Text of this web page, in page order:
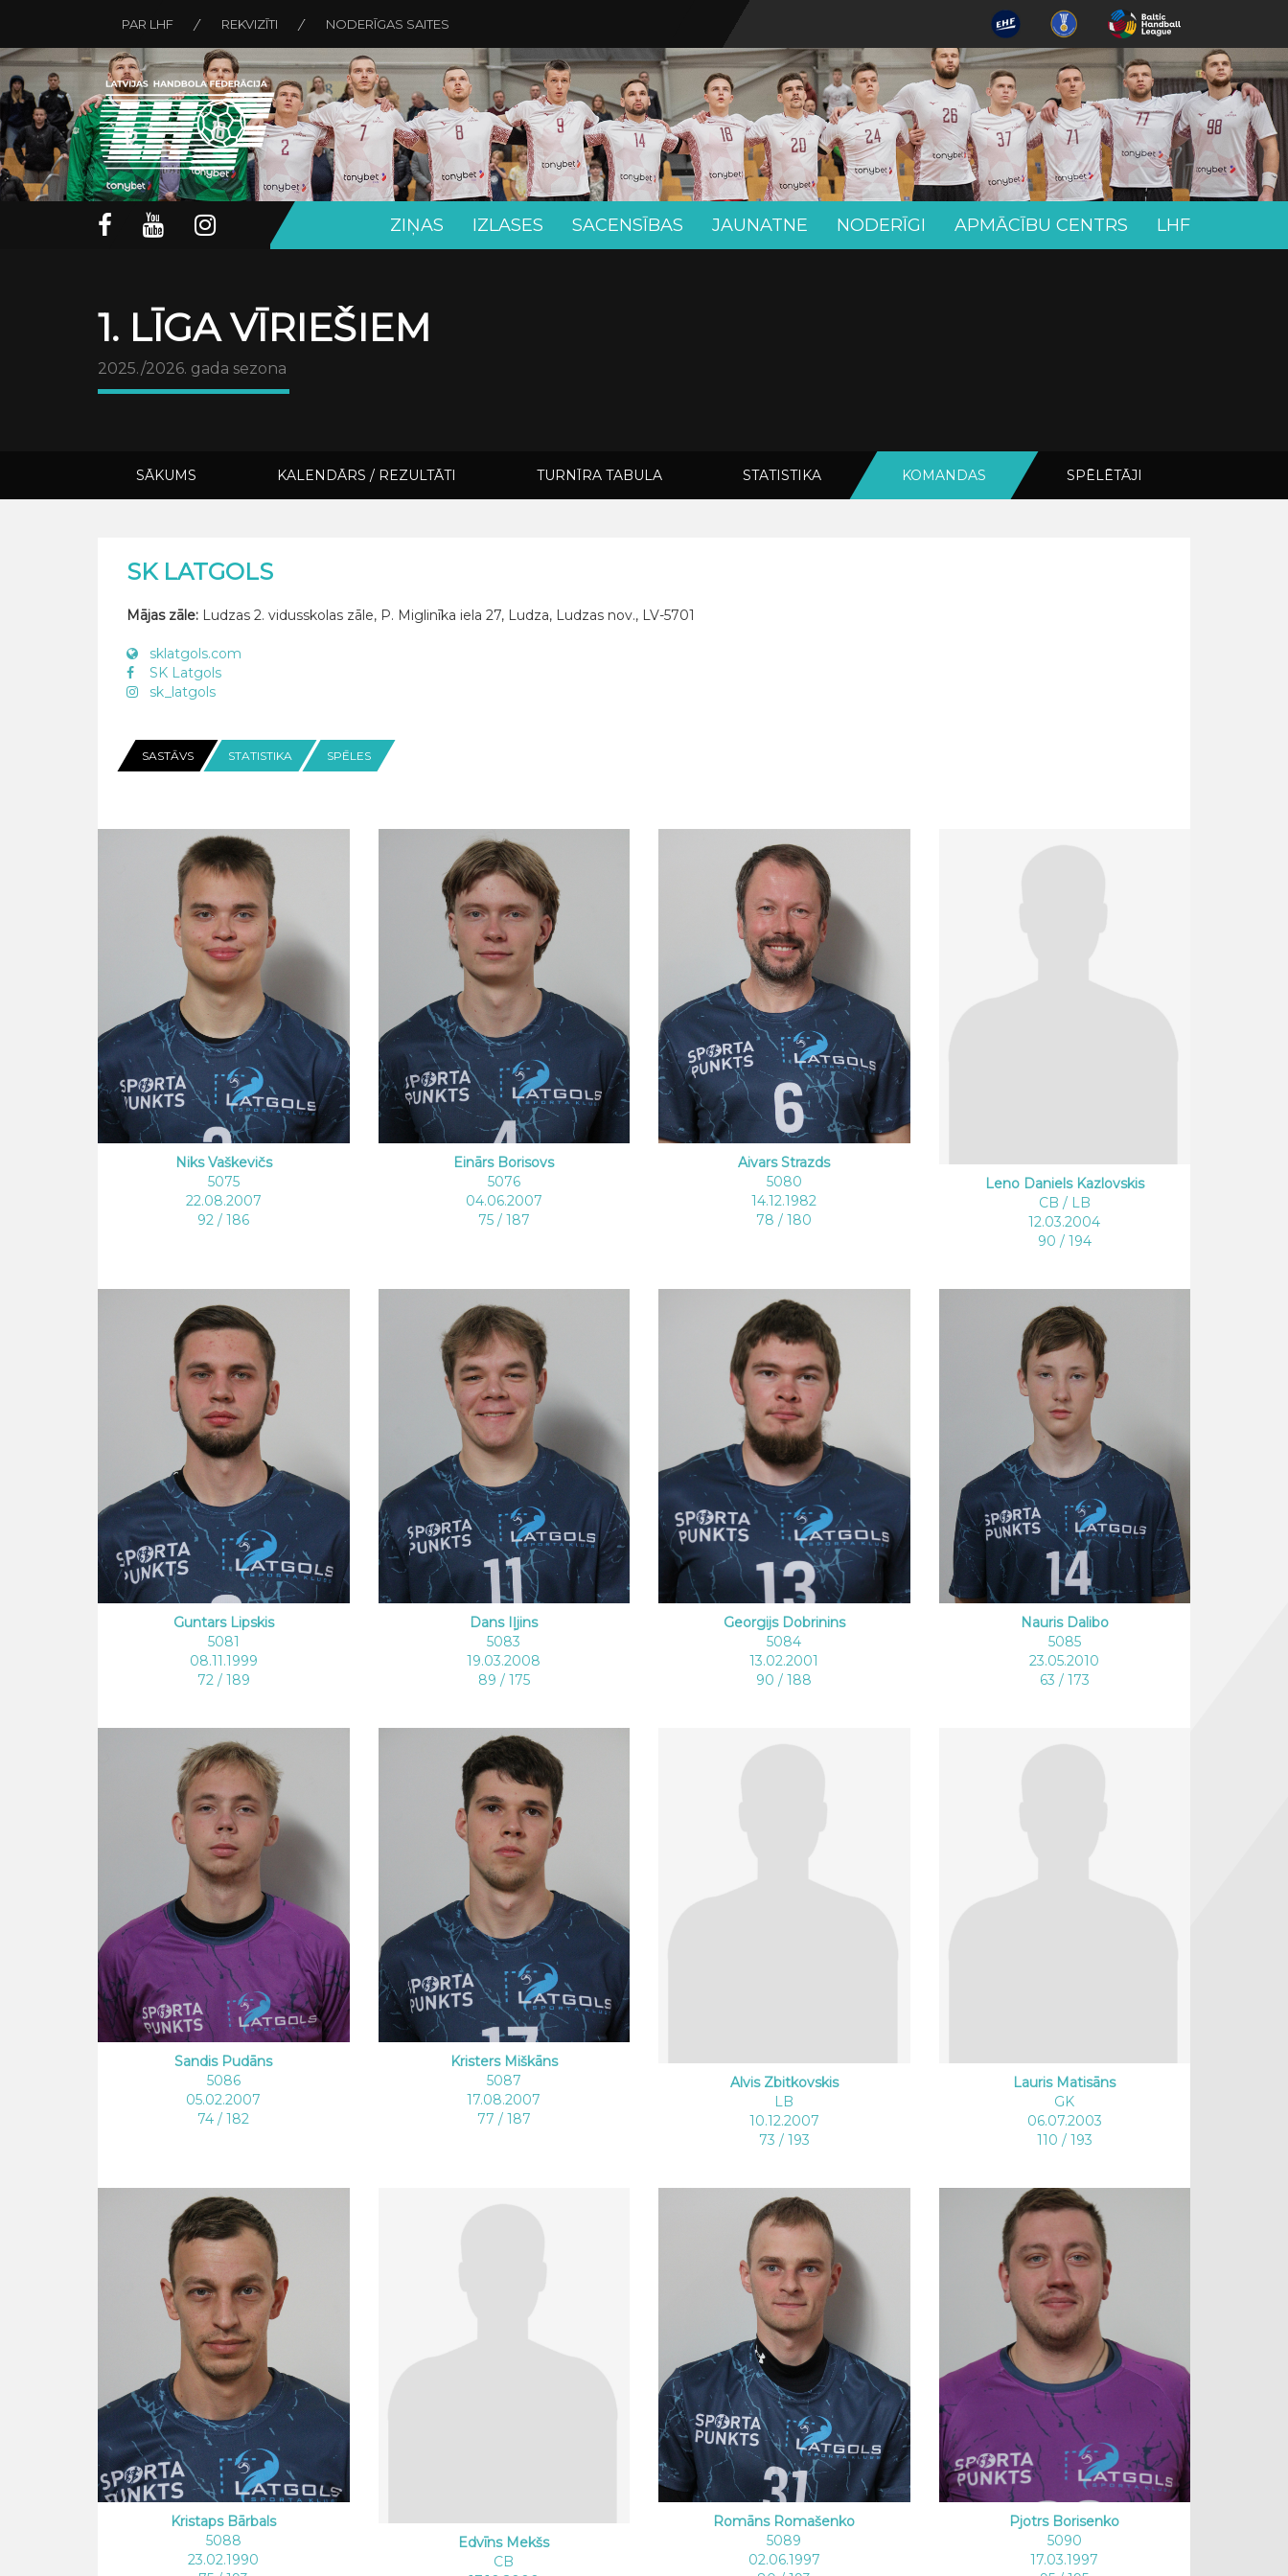
PAR LHF REKVIZĪTI NODERĪGAS SAITES
ZIŅAS IZLASES SACENSĪBAS JAUNATNE NODERĪGI APMĀCĪBU CENTRS LHF
1. LĪGA VĪRIEŠIEM
2025./2026. gada sezona
SĀKUMS KALENDĀRS / REZULTĀTI TURNĪRA TABULA STATISTIKA KOMANDAS SPĒLĒTĀJI
SK LATGOLS
Mājas zāle: Ludzas 2. vidusskolas zāle, P. Miglinīka iela 27, Ludza, Ludzas nov., LV-5701
sklatgols.com
SK Latgols
sk_latgols
SASTĀVS STATISTIKA SPĒLES
Niks Vaškevičs
5075
22.08.2007
92 / 186
Einārs Borisovs
5076
04.06.2007
75 / 187
Aivars Strazds
5080
14.12.1982
78 / 180
Leno Daniels Kazlovskis
CB / LB
12.03.2004
90 / 194
Guntars Lipskis
5081
08.11.1999
72 / 189
Dans Iļjins
5083
19.03.2008
89 / 175
Georgijs Dobrinins
5084
13.02.2001
90 / 188
Nauris Dalibo
5085
23.05.2010
63 / 173
Sandis Pudāns
5086
05.02.2007
74 / 182
Kristers Miškāns
5087
17.08.2007
77 / 187
Alvis Zbitkovskis
LB
10.12.2007
73 / 193
Lauris Matisāns
GK
06.07.2003
110 / 193
Kristaps Bārbals
5088
23.02.1990
Edvīns Mekšs
CB
Romāns Romašenko
5089
02.06.1997
Pjotrs Borisenko
5090
17.03.1997